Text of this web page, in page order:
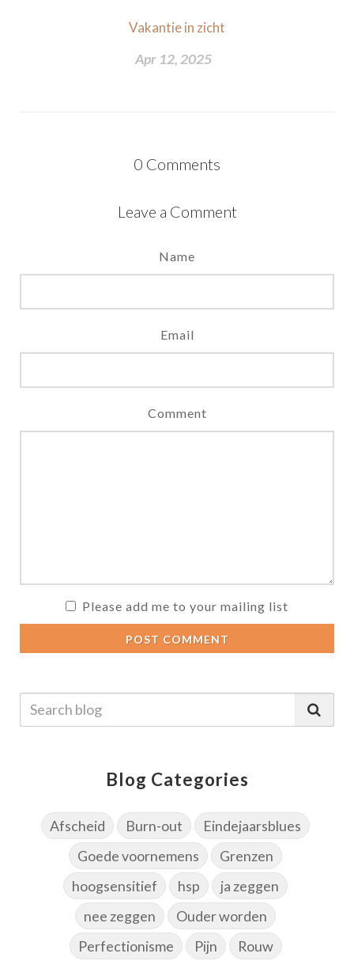
Vakantie in zicht
Apr 12, 2025
0 Comments
Leave a Comment
Name
Email
Comment
Please add me to your mailing list
POST COMMENT
Blog Categories
Afscheid Burn-out
Eindejaarsblues
Goede voornemens
Grenzen
hoogsensitief
hsp
ja zeggen
nee zeggen
Ouder worden
Perfectionisme
Pijn
Rouw